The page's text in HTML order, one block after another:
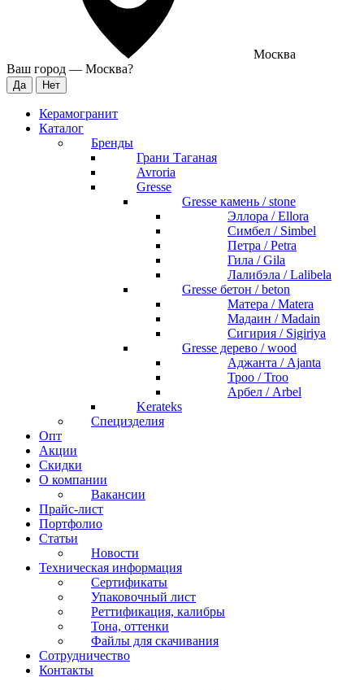
Москва
Ваш город — Москва?
Керамогранит
Каталог
Бренды
Грани Таганая
Avroria
Gresse
Gresse камень / stone
Эллора / Ellora
Симбел / Simbel
Петра / Petra
Гила / Gila
Лалибэла / Lalibela
Gresse бетон / beton
Матера / Matera
Мадаин / Madain
Сигирия / Sigiriya
Gresse дерево / wood
Аджанта / Ajanta
Троо / Troo
Арбел / Arbel
Kerateks
Специзделия
Опт
Акции
Скидки
О компании
Вакансии
Прайс-лист
Портфолио
Статьи
Новости
Техническая информация
Сертификаты
Упаковочный лист
Реттификация, калибры
Тона, оттенки
Файлы для cкачивания
Сотрудничество
Контакты